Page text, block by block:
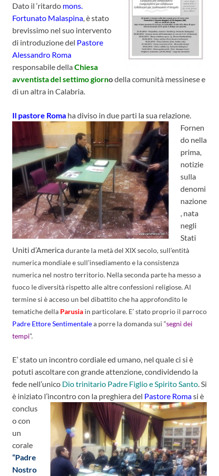
Dato il ‘ritardo mons.
Fortunato Malaspina, è stato
brevissimo nel suo intervento
di introduzione del Pastore
Alessandro Roma
responsabile dellaChiesa
avventista del settimo giornodella comunità messinese e
di un altra in Calabria.
Il pastore Roma ha diviso in due parti la sua relazione.
Fornen
do nella
prima,
notizie
sulla
denomi
nazione
, nata
negli
Stati
Uniti d’Americadurante la metà del XIX secolo, sull’entità
numerica mondiale e sull’insediamento e la consistenza
numerica nel nostro territorio. Nella seconda parte ha messo a
fuoco le diversità rispetto alle altre confessioni religiose. Al
termine si è acceso un bel dibattito che ha approfondito le
tematiche della Parusia in particolare. E’ stato proprio il parroco
Padre Ettore Sentimentalea porre la domanda sui “segni dei
tempi“.
E’ stato un incontro cordiale ed umano, nel quale ci si è
potuti ascoltare con grande attenzione, condividendo la
fede nell’unico Dio trinitario Padre Figlio e Spirito Santo. Si
è iniziato l’incontro con la preghiera del Pastore Romasi è
conclus
o con
un
corale
“Padre
Nostro